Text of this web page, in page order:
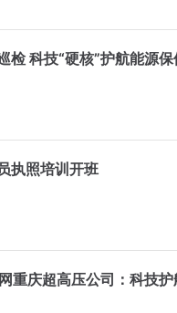
检 科技“硬核”护航能源保
执照培训开班
重庆超高压公司：科技